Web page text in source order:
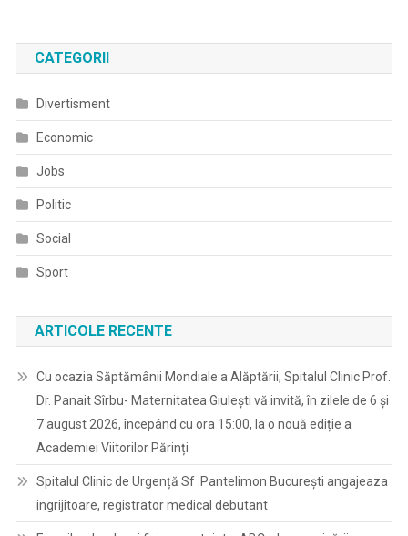
CATEGORII
Divertisment
Economic
Jobs
Politic
Social
Sport
ARTICOLE RECENTE
Cu ocazia Săptămânii Mondiale a Alăptării, Spitalul Clinic Prof.
Dr. Panait Sîrbu- Maternitatea Giulești vă invită, în zilele de 6 și
7 august 2026, începând cu ora 15:00, la o nouă ediție a
Academiei Viitorilor Părinți
Spitalul Clinic de Urgență Sf .Pantelimon București angajeaza
ingrijitoare, registrator medical debutant